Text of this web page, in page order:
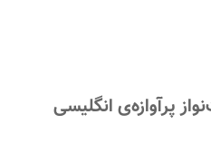
در لندن) گیتاریست و لوت‌نواز پرآوازه‌ی انگلیسی